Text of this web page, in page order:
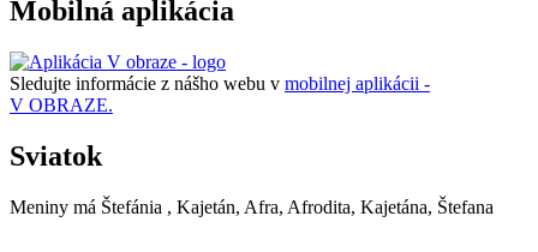
Mobilná aplikácia
Sledujte informácie z nášho webu v mobilnej aplikácii -
V OBRAZE.
Sviatok
Meniny má Štefánia , Kajetán, Afra, Afrodita, Kajetána, Štefana